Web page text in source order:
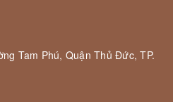
Tam Phú, Quận Thủ Đức, TP.